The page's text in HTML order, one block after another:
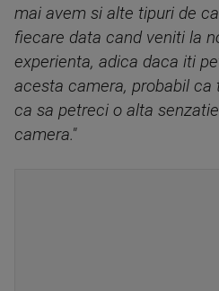
mai avem si alte tipuri de
fiecare data cand veniti la
experienta, adica daca iti
acesta camera, probabil
ca sa petreci o alta
camera."